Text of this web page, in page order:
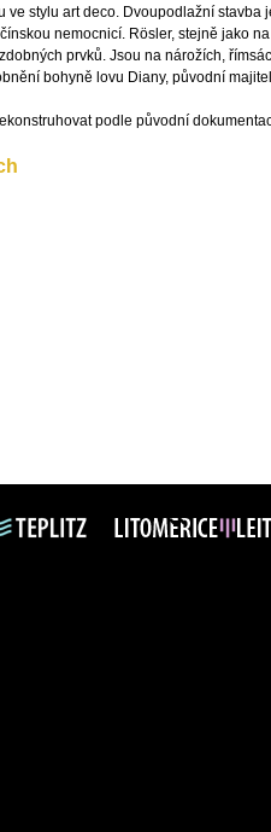
ve stylu art deco. Dvoupodlažní stavba
nemocnicí. Rösler, stejně jako na
prvků. Jsou na nárožích,
bohyně lovu Diany, původní
podle původní